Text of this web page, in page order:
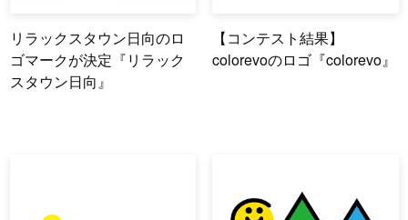
リラックスタウン日向のロ
ゴマークが決定『リラック
スタウン日向』
【コンテスト結果】
colorevoのロゴ『colorevo』